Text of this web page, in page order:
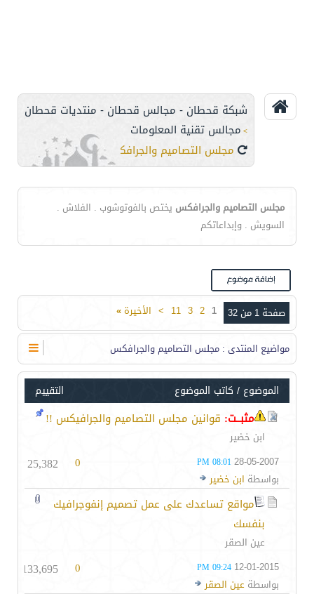
شبكة قحطان - مجالس قحطان - منتديات قحطان
> مجالس تقنية المعلومات
مجلس التصاميم والجرافكس
مجلس التصاميم والجرافكس يختص بالفوتوشوب . الفلاش .
السويش . وإبداعاتكم
صفحة 1 من 32 1
2
3
11
> الأخيرة»
مواضيع المنتدى : مجلس التصاميم والجرافكس
التقييم الموضوع / كاتب الموضوع
مثبــت: قوانين مجلس التصاميم والجرافيكس !!
ابن خضير
28-05-2007
08:01 PM
بواسطة ابن خضير
0
25,382
مواقع تساعدك على عمل تصميم إنفوجرافيك
بنفسك
عين الصقر
12-01-2015
09:24 PM
بواسطة عين الصقر
0
133,695